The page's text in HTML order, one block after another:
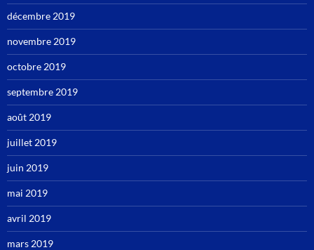
décembre 2019
novembre 2019
octobre 2019
septembre 2019
août 2019
juillet 2019
juin 2019
mai 2019
avril 2019
mars 2019